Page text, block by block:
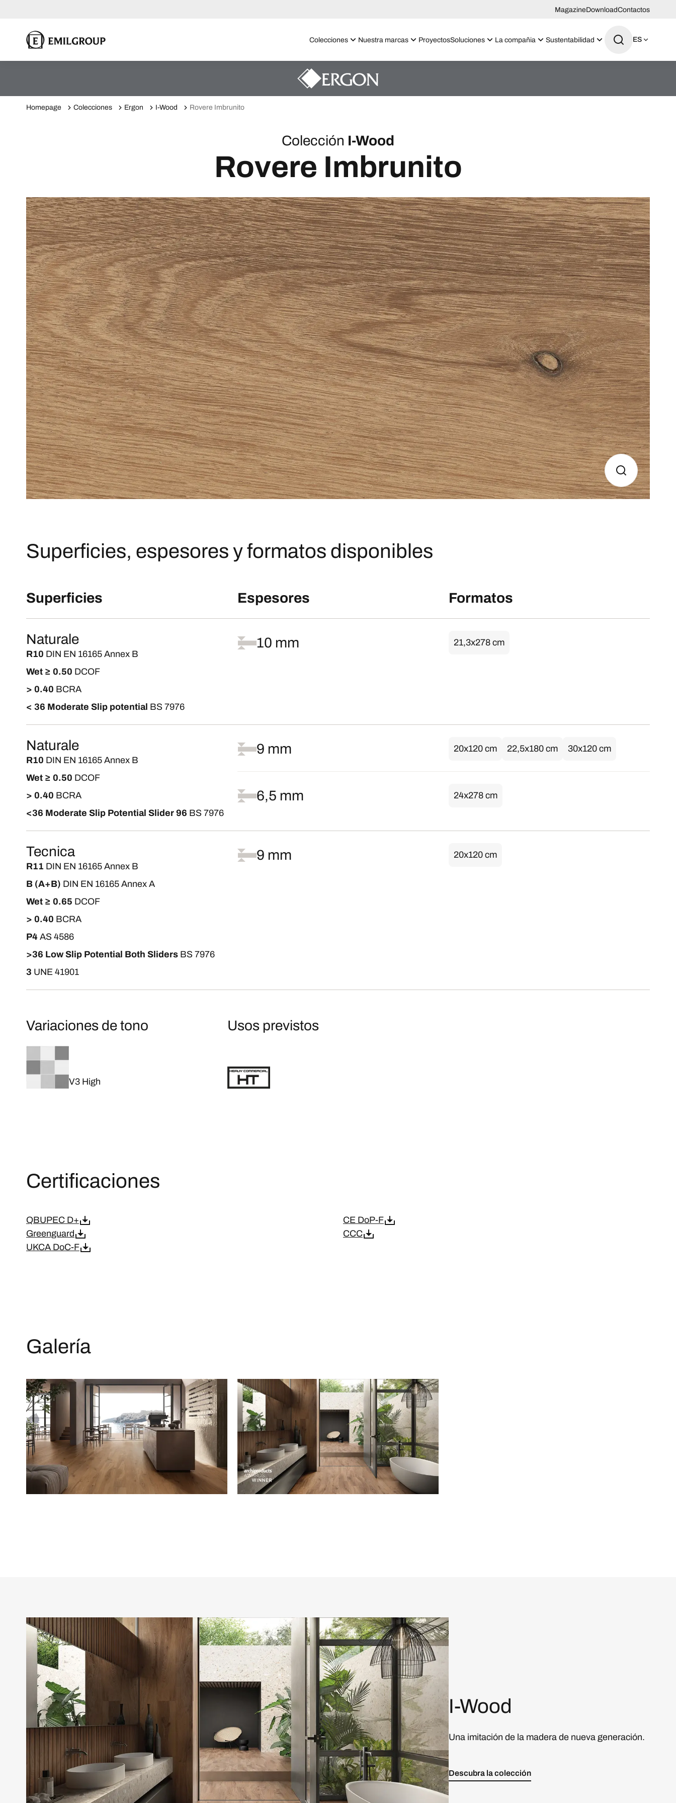
MagazineDownloadContactos
Colecciones Nuestra marcas ProyectosSoluciones La compañia Sustentabilidad ES
Homepage Colecciones Ergon I-Wood Rovere Imbrunito
Colección I-Wood
Rovere Imbrunito
Superficies, espesores y formatos disponibles
Superficies Espesores Formatos
Naturale
R10 DIN EN 16165 Annex B
Wet ≥ 0.50 DCOF
> 0.40 BCRA
< 36 Moderate Slip potential BS 7976
10 mm 21,3x278 cm
Naturale
R10 DIN EN 16165 Annex B
Wet ≥ 0.50 DCOF
> 0.40 BCRA
<36 Moderate Slip Potential Slider 96 BS 7976
9 mm 20x120 cm 22,5x180 cm 30x120 cm
6,5 mm 24x278 cm
Tecnica
R11 DIN EN 16165 Annex B
B (A+B) DIN EN 16165 Annex A
Wet ≥ 0.65 DCOF
> 0.40 BCRA
P4 AS 4586
>36 Low Slip Potential Both Sliders BS 7976
3 UNE 41901
9 mm 20x120 cm
Variaciones de tono
V3 High
Usos previstos
Certificaciones
QBUPEC D+
CE DoP-F
Greenguard
CCC
UKCA DoC-F
Galería
I-Wood
Una imitación de la madera de nueva generación.
Descubra la colección